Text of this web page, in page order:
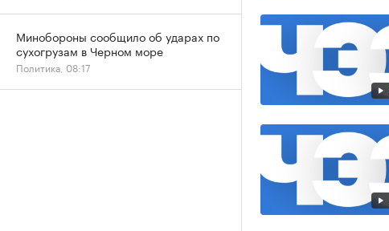
Минобороны сообщило об ударах по
сухогрузам в Черном море
Политика, 08:17